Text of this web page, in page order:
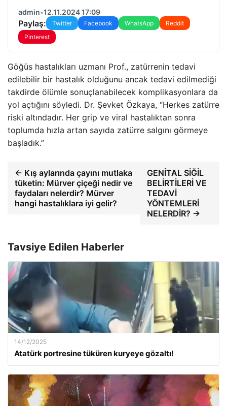
admin•12.11.2024 17:09
Paylaş: Twitter Facebook WhatsApp
Reddit
Pinterest
Göğüs hastalıkları uzmanı Prof., zatürrenin tedavi
edilebilir bir hastalık olduğunu ancak tedavi edilmediği
takdirde ölümle sonuçlanabilecek komplikasyonlara da
yol açtığını söyledi. Dr. Şevket Özkaya, “Herkes zatürre
riski altındadır. Her grip ve viral hastalıktan sonra
toplumda hızla artan sayıda zatürre salgını görmeye
başladık.”
← Kış aylarında çayını mutlaka
tüketin: Mürver çiçeği nedir ve
faydaları nelerdir? Mürver
hangi hastalıklara iyi gelir?
GENİTAL SİĞİL
BELİRTİLERİ VE
TEDAVİ
YÖNTEMLERİ
NELERDİR? →
Tavsiye Edilen Haberler
14/12/2025
Atatürk portresine tüküren kuryeye gözaltı!